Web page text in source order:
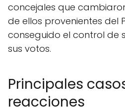
concejales que
de ellos provenientes del
conseguido el control de
sus votos.
Principales
reacciones